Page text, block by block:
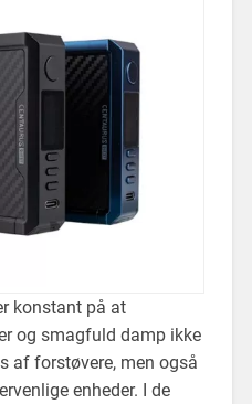
konstant på at
og smagfuld damp ikke
af forstøvere, men også
enheder. I de